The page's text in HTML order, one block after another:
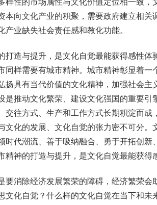
样性的市场属性与文化价值定位相一致
本向文化产业的积聚，需要政府建立相
产业缺失社会责任感和教化功能。
造与提升，是文化自觉最能获得感性体
同样需要有城市精神。城市精神彰显着一
扬具有当代价值的文化精神，加强社会
是推动文化繁荣、建设文化强国的重要
交往方式、生产和工作方式长期积淀而
文化的发展、文化自觉的张力密不可分
时代潮流、善于吸纳融合、勇于开拓创新
精神的打造与提升，是文化自觉最能获得
消除经济发展繁荣的障碍，经济繁荣会
文化自觉？什么样的文化自觉在当下和